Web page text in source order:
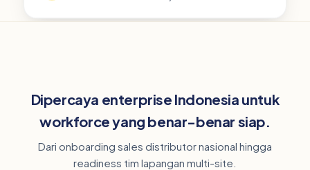
Dipercaya enterprise Indonesia untuk
workforce yang benar-benar siap.
Dari onboarding sales distributor nasional hingga
readiness tim lapangan multi-site.